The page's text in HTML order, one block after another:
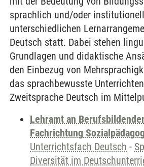
sprachlich und/oder institutionell
unterschiedlichen
Deutsch statt. Dabei stehen
Grundlagen und didaktische
den Einbezug von
das sprachbewusste
Zweitsprache Deutsch im
Lehramt an
Fachrichtung
Unterrichtsfach Deutsch -
Diversität im